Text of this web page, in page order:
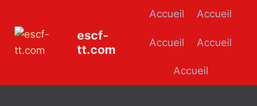
contenu
escf-
tt.com
Accueil Accueil
Accueil Accueil
Accueil